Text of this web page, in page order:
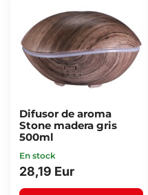
Difusor de aroma
Stone madera gris
500ml
En stock
28,19 Eur